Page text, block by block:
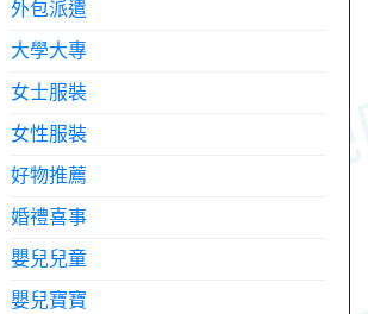
外包派遣
大學大專
女士服裝
女性服裝
好物推薦
婚禮喜事
嬰兒兒童
嬰兒寶寶